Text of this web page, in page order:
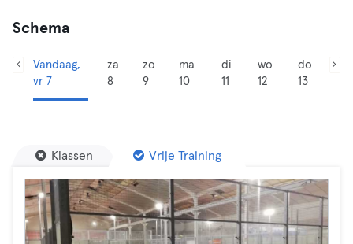
Schema
Vandaag,
vr 7
za
8
zo
9
ma
10
di
11
wo
12
do
13
Klassen Vrije Training